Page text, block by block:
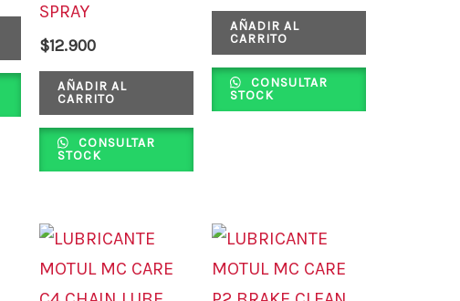
elegir
la
página
de
SPRAY
$12.900
AÑADIR AL
CARRITO
CONSULTAR
STOCK
AÑADIR AL
CARRITO
CONSULTAR
STOCK